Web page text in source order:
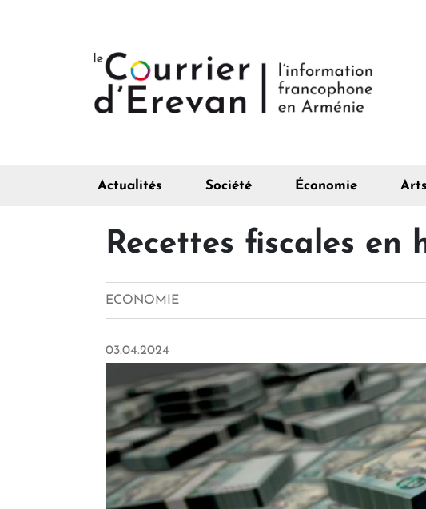
Actualités Société Économie
Recettes fiscales en
ECONOMIE
03.04.2024